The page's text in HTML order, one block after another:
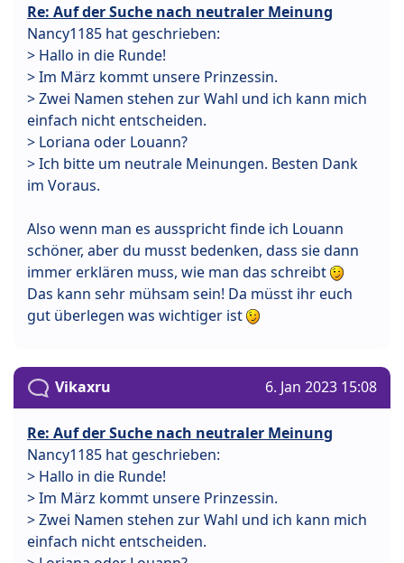
Re: Auf der Suche nach neutraler Meinung
Nancy1185 hat geschrieben:
> Hallo in die Runde!
> Im März kommt unsere Prinzessin.
> Zwei Namen stehen zur Wahl und ich kann mich
einfach nicht entscheiden.
> Loriana oder Louann?
> Ich bitte um neutrale Meinungen. Besten Dank
im Voraus.
Also wenn man es ausspricht finde ich Louann
schöner, aber du musst bedenken, dass sie dann
immer erklären muss, wie man das schreibt
Das kann sehr mühsam sein! Da müsst ihr euch
gut überlegen was wichtiger ist
Vikaxru 6. Jan 2023 15:08
Re: Auf der Suche nach neutraler Meinung
Nancy1185 hat geschrieben:
> Hallo in die Runde!
> Im März kommt unsere Prinzessin.
> Zwei Namen stehen zur Wahl und ich kann mich
einfach nicht entscheiden.